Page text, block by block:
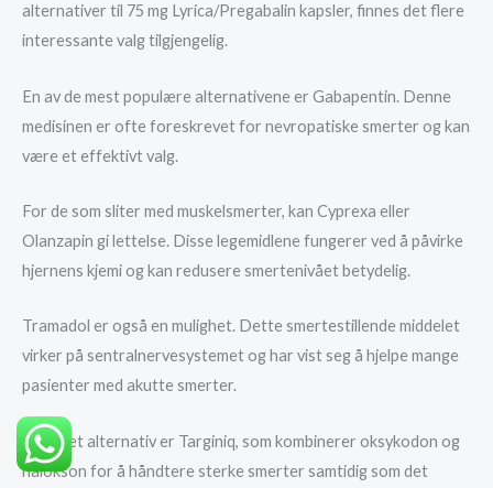
alternativer til 75 mg Lyrica/Pregabalin kapsler, finnes det flere
interessante valg tilgjengelig.
En av de mest populære alternativene er Gabapentin. Denne
medisinen er ofte foreskrevet for nevropatiske smerter og kan
være et effektivt valg.
For de som sliter med muskelsmerter, kan Cyprexa eller
Olanzapin gi lettelse. Disse legemidlene fungerer ved å påvirke
hjernens kjemi og kan redusere smertenivået betydelig.
Tramadol er også en mulighet. Dette smertestillende middelet
virker på sentralnervesystemet og har vist seg å hjelpe mange
pasienter med akutte smerter.
Et annet alternativ er Targiniq, som kombinerer oksykodon og
nalokson for å håndtere sterke smerter samtidig som det